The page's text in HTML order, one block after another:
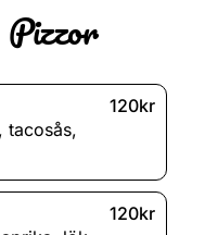
120kr
, tacosås,
120kr